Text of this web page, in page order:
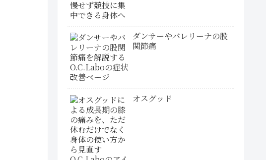
ダンサーやバレリーナの股
関節痛
オスグッド